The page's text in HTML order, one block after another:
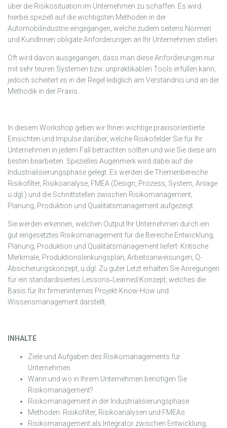
über die Risikosituation im Unternehmen zu schaffen. Es wird
hierbei speziell auf die wichtigsten Methoden in der
Automobilindustrie eingegangen, welche zudem seitens Normen
und KundInnen obligate Anforderungen an Ihr Unternehmen stellen.
Oft wird davon ausgegangen, dass man diese Anforderungen nur
mit sehr teuren Systemen bzw. unpraktikablen Tools erfüllen kann,
jedoch scheitert es in der Regel lediglich am Verständnis und an der
Methodik in der Praxis.
In diesem Workshop geben wir Ihnen wichtige praxisorientierte
Einsichten und Impulse darüber, welche Risikofelder Sie für Ihr
Unternehmen in jedem Fall betrachten sollten und wie Sie diese am
besten bearbeiten. Spezielles Augenmerk wird dabei auf die
Industrialisierungsphase gelegt. Es werden die Themenbereiche
Risikofilter, Risikoanalyse, FMEA (Design, Prozess, System, Anlage
u.dgl.) und die Schnittstellen zwischen Risikomanagement,
Planung, Produktion und Qualitätsmanagement aufgezeigt.
Sie werden erkennen, welchen Output Ihr Unternehmen durch ein
gut eingesetztes Risikomanagement für die Bereiche Entwicklung,
Planung, Produktion und Qualitätsmanagement liefert: Kritische
Merkmale, Produktionslenkungsplan, Arbeitsanweisungen, Q-
Absicherungskonzept, u.dgl. Zu guter Letzt erhalten Sie Anregungen
für ein standardisiertes Lessons‑Learned Konzept, welches die
Basis für Ihr firmeninternes Projekt-Know-How und
Wissensmanagement darstellt.
INHALTE
Ziele und Aufgaben des Risikomanagements für
Unternehmen
Wann und wo in Ihrem Unternehmen benötigen Sie
Risikomanagement?
Risikomanagement in der Industrialisierungsphase
Methoden: Risikofilter, Risikoanalysen und FMEAs
Risikomanagement als Integrator zwischen Entwicklung,